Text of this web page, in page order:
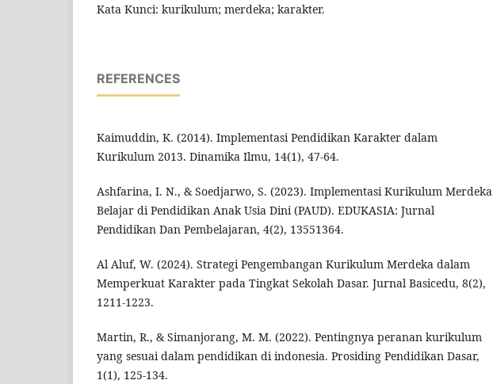
Kata Kunci: kurikulum; merdeka; karakter.
REFERENCES
Kaimuddin, K. (2014). Implementasi Pendidikan Karakter dalam
Kurikulum 2013. Dinamika Ilmu, 14(1), 47-64.
Ashfarina, I. N., & Soedjarwo, S. (2023). Implementasi Kurikulum Merdeka
Belajar di Pendidikan Anak Usia Dini (PAUD). EDUKASIA: Jurnal
Pendidikan Dan Pembelajaran, 4(2), 13551364.
Al Aluf, W. (2024). Strategi Pengembangan Kurikulum Merdeka dalam
Memperkuat Karakter pada Tingkat Sekolah Dasar. Jurnal Basicedu, 8(2),
1211-1223.
Martin, R., & Simanjorang, M. M. (2022). Pentingnya peranan kurikulum
yang sesuai dalam pendidikan di indonesia. Prosiding Pendidikan Dasar,
1(1), 125-134.